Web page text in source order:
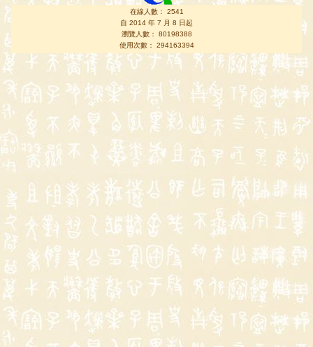
在線人數： 2541
自 2014 年 7 月 8 日起
瀏覽人數： 80198388
使用次數： 294163394